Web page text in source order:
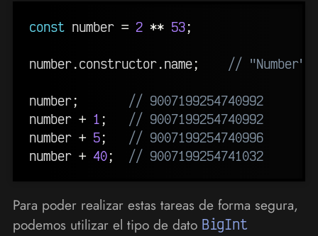
const number = 2 ** 53;
number.constructor.name; // "Number"
number;
// 9007199254740992
number + 1 ;
// 9007199254740992
number + 5;
// 9007199254740996
number + 40; // 9007199254741032
Para poder realizar estas tareas de forma segura,
podemos utilizar el tipo de dato BigInt